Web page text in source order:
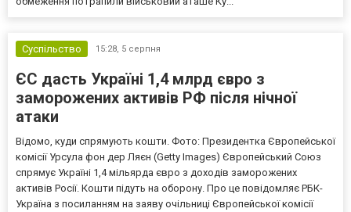
Суспільство 15:28, 5 серпня
ЄС дасть Україні 1,4 млрд євро з
заморожених активів РФ після нічної
атаки
Відомо, куди спрямують кошти. Фото: Президентка Європейської
комісії Урсула фон дер Ляєн (Getty Images) Європейський Союз
спрямує Україні 1,4 мільярда євро з доходів заморожених
активів Росії. Кошти підуть на оборону. Про це повідомляє РБК-
Україна з посиланням на заяву очільниці Європейської комісії